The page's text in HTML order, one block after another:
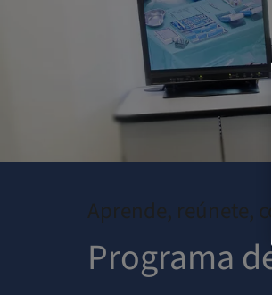
Aprende, reúnete,
Programa